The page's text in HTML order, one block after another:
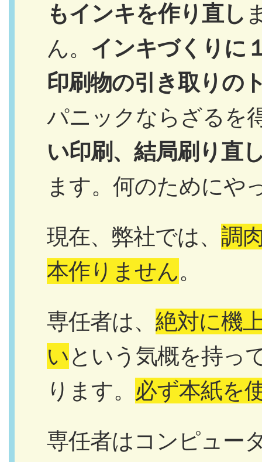
もインキを作り直し
ん。 インキづくりに
印刷物の引き取りの
パニックならざるを
い印刷、結局刷り直
ます。何のためにや
現在、弊社では、 調
本作りません。
専任者は、 絶対に機
いという気概を持っ
ります。 必ず本紙を
専任者はコンピュー